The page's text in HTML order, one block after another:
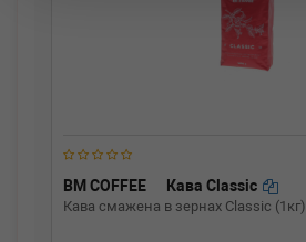
BM COFFEE Кава Classic
Кава смажена в зернах Classic (1кг)